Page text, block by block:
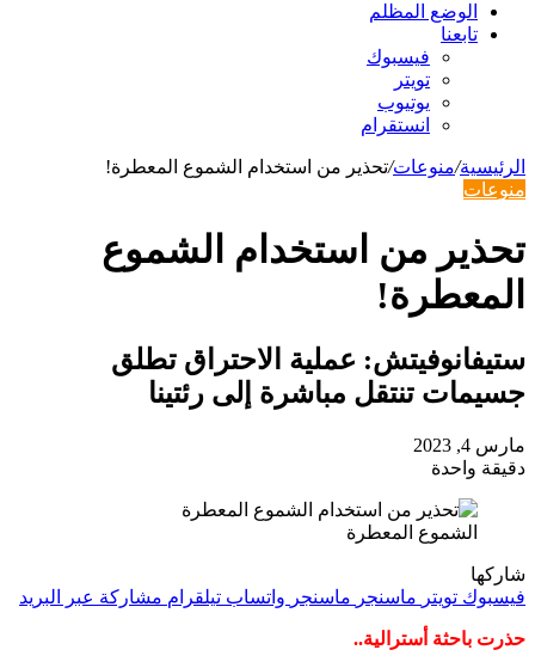
الوضع المظلم
تابعنا
فيسبوك
تويتر
يوتيوب
انستقرام
الرئيسية/منوعات/تحذير من استخدام الشموع المعطرة!
منوعات
تحذير من استخدام الشموع
المعطرة!
ستيفانوفيتش: عملية الاحتراق تطلق
جسيمات تنتقل مباشرة إلى رئتينا
مارس 4, 2023
دقيقة واحدة
الشموع المعطرة
شاركها
فيسبوك تويتر ماسنجر ماسنجر واتساب تيلقرام مشاركة عبر البريد
حذرت باحثة أسترالية..